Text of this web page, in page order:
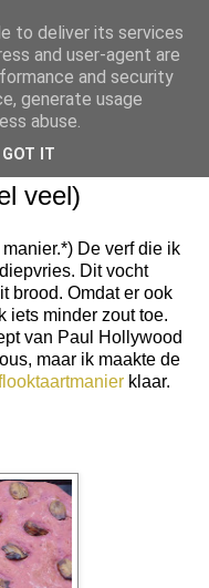
als thuis
veel)
manier.*) De verf die ik
Dit vocht
brood. Omdat er ook
iets minder zout toe.
van Paul Hollywood
maar ik maakte de
klaar.
to deliver its services
and user-agent are
and security
generate usage
abuse.
GOT IT